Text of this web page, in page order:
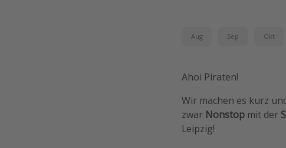
Aug Sep Okt
Ahoi Piraten!
Wir machen es kurz
zwar Nonstop mit der
Leipzig!